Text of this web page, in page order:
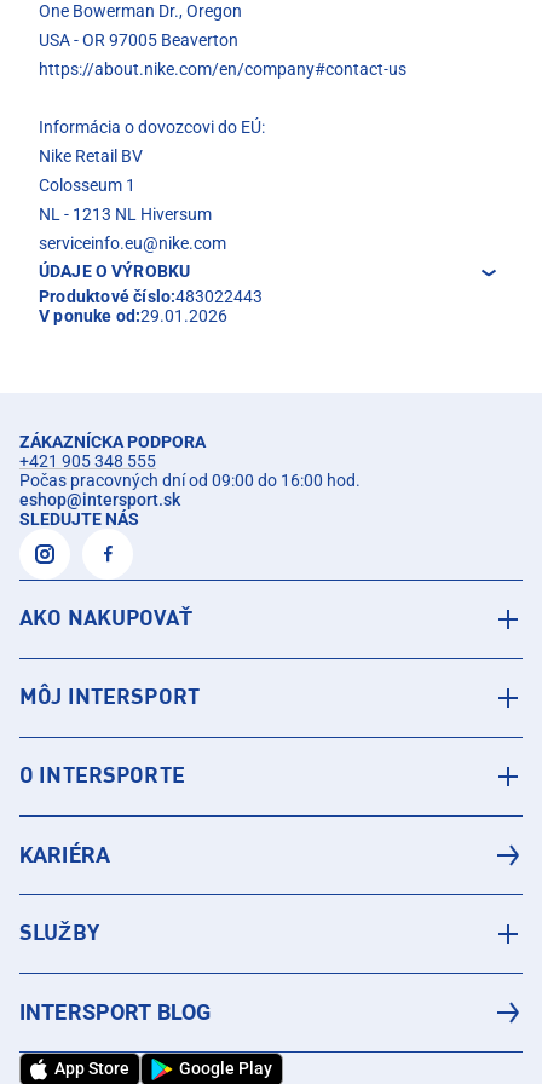
One Bowerman Dr., Oregon
USA - OR 97005 Beaverton
https://about.nike.com/en/company#contact-us
Informácia o dovozcovi do EÚ:
Nike Retail BV
Colosseum 1
NL - 1213 NL Hiversum
serviceinfo.eu@nike.com
ÚDAJE O VÝROBKU
Produktové číslo:483022443
V ponuke od:29.01.2026
ZÁKAZNÍCKA PODPORA
+421 905 348 555
Počas pracovných dní od 09:00 do 16:00 hod.
eshop@intersport.sk
SLEDUJTE NÁS
AKO NAKUPOVAŤ
MÔJ INTERSPORT
O INTERSPORTE
KARIÉRA
SLUŽBY
INTERSPORT BLOG
App Store Google Play